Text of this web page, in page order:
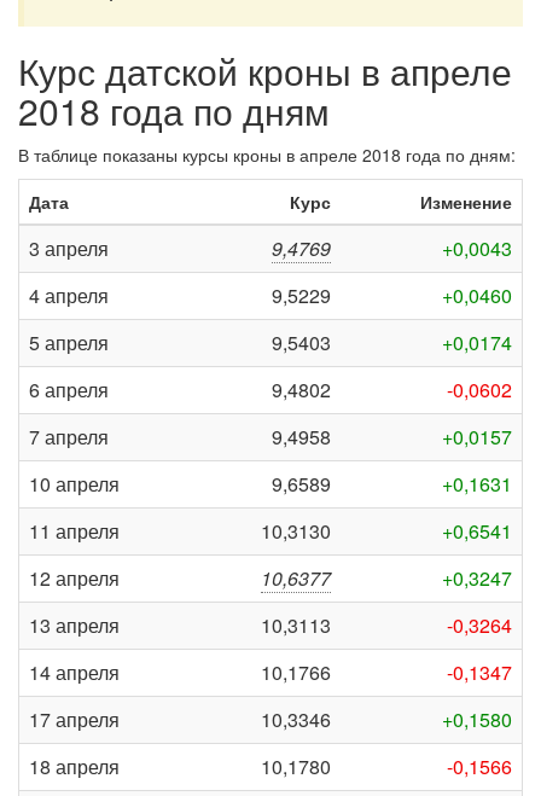
Курс датской кроны в апреле
2018 года по дням
В таблице показаны курсы кроны в апреле 2018 года по дням:
Дата
Курс Изменение
3 апреля 9,4769
+0,0043
4 апреля
9,5229
+0,0460
5 апреля
9,5403
+0,0174
6 апреля
9,4802
-0,0602
7 апреля
9,4958
+0,0157
10 апреля
9,6589
+0,1631
11 апреля
10,3130
+0,6541
12 апреля
10,6377
+0,3247
13 апреля
10,3113
-0,3264
14 апреля
10,1766
-0,1347
17 апреля
10,3346
+0,1580
18 апреля
10,1780
-0,1566